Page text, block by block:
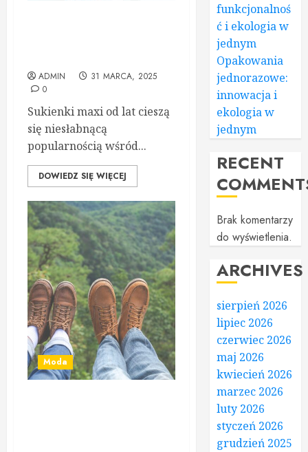
ADMIN
31 MARCA, 2025
0
Sukienki maxi od lat cieszą
się niesłabnącą
popularnością wśród...
DOWIEDZ SIĘ WIĘCEJ
Moda
funkcjonalnoś
ć i ekologia w
jednym
Opakowania
jednorazowe:
innowacja i
ekologia w
jednym
RECENT
Brak komentarzy
do wyświetlenia.
ARCHIVES
sierpień 2026
lipiec 2026
czerwiec 2026
maj 2026
kwiecień 2026
marzec 2026
luty 2026
styczeń 2026
grudzień 2025